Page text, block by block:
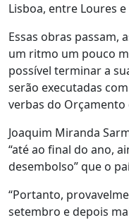
Lisboa, entre Loures e
Essas obras passam,
um ritmo um pouco
possível terminar a
serão executadas
verbas do Orçamento
Joaquim Miranda
“até ao final do ano,
desembolso” que o
“Portanto,
setembro e depois